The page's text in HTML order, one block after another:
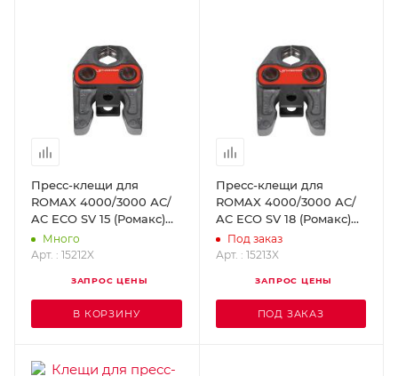
Пресс-клещи для
ROMAX 4000/3000 АС/
AC ECO SV 15 (Ромакс)
ROTHENBERGER 15212X
Много
Арт. : 15212X
ЗАПРОС ЦЕНЫ
В КОРЗИНУ
Пресс-клещи для
ROMAX 4000/3000 АС/
AC ECO SV 18 (Ромакс)
ROTHENBERGER 15213X
Под заказ
Арт. : 15213X
ЗАПРОС ЦЕНЫ
ПОД ЗАКАЗ